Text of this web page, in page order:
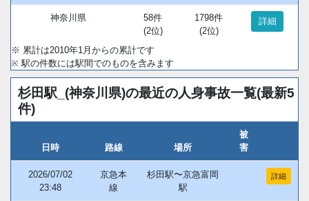
神奈川県
58件
(2位)
1798件
(2位)
詳細
※ 累計は2010年1月からの累計です
※ 駅の件数には駅間でのものを含みます
杉田駅_(神奈川県)の最近の人身事故一覧(最新5
件)
日時 路線 場所
被
害
2026/07/02
23:48
京急本
線
杉田駅〜京急富岡
駅
詳細